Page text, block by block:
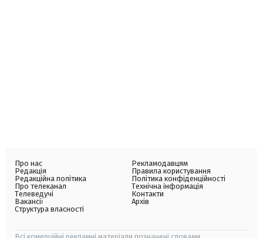
Про нас
Редакція
Редакційна політика
Про телеканал
Телеведучі
Вакансії
Структура власності
Рекламодавцям
Правила користування
Політика конфіденційності
Технічна інформація
Контакти
Архів
Всі комерційні рекламні матеріали позначені словами